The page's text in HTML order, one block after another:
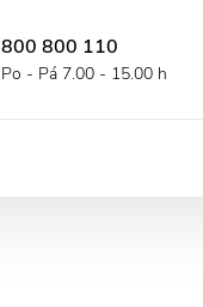
800 800 110
Po - Pá 7.00 - 15.00 h